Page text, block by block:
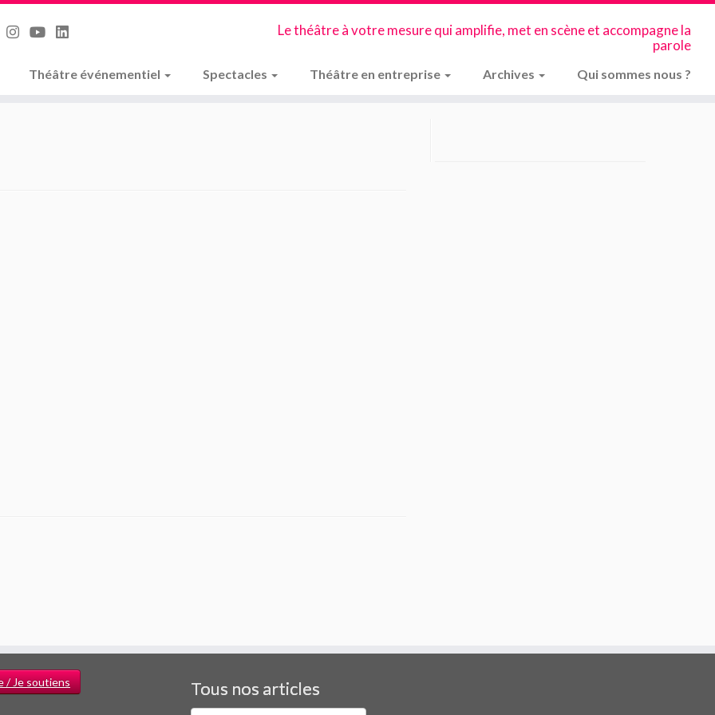
Le théâtre à votre mesure qui amplifie, met en scène et accompagne la
parole
Théâtre événementiel Spectacles Théâtre en entreprise Archives Qui sommes nous ?
/ Je soutiens Tous nos articles